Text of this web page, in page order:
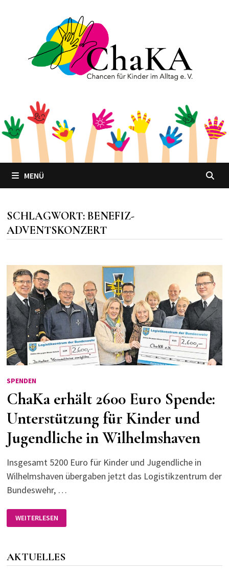
MENÜ
SCHLAGWORT:BENEFIZ-
ADVENTSKONZERT
SPENDEN
ChaKa erhält 2600 Euro Spende:
Unterstützung für Kinder und
Jugendliche in Wilhelmshaven
Insgesamt 5200 Euro für Kinder und Jugendliche in
Wilhelmshaven übergaben jetzt das Logistikzentrum der
Bundeswehr, …
CHAKA
ERHÄLT
2600
FÜR
KINDER
WEITERLESEN
AKTUELLES